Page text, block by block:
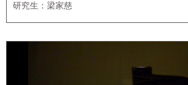
研究生：梁家慈